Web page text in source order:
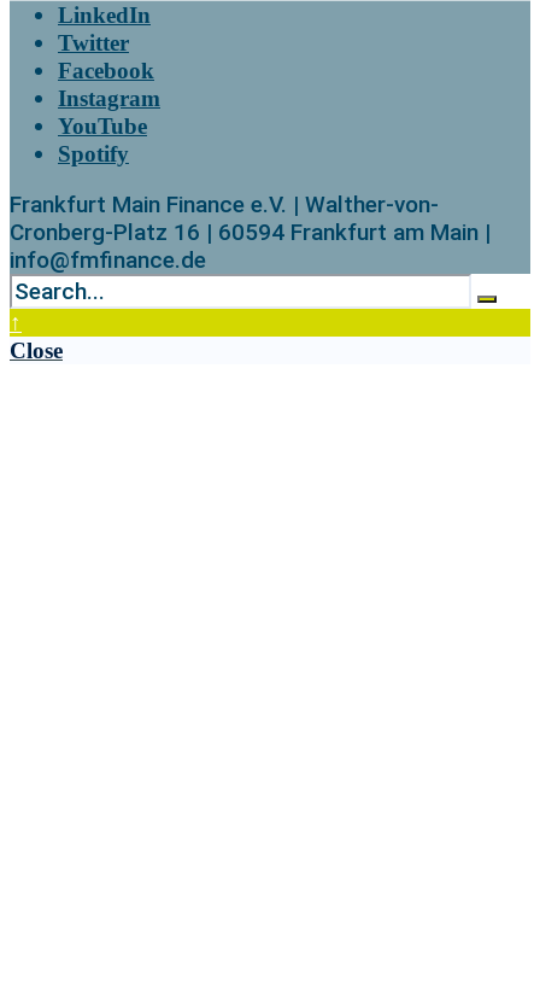
LinkedIn
Twitter
Facebook
Instagram
YouTube
Spotify
Frankfurt Main Finance e.V. | Walther-von-
Cronberg-Platz 16 | 60594 Frankfurt am Main |
info@fmfinance.de
↑
Close